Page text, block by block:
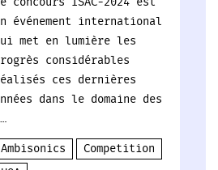
événement international
met en lumière les
considérables
ces dernières
dans le domaine des
Ambisonics
Competition